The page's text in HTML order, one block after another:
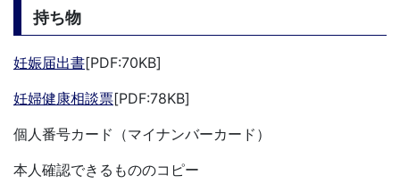
持ち物
妊娠届出書[PDF:70KB]
妊婦健康相談票[PDF:78KB]
個人番号カード（マイナンバーカード）
本人確認できるもののコピー